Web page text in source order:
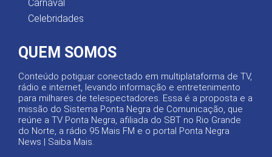
Carnaval
Celebridades
QUEM SOMOS
Conteúdo potiguar conectado em multiplataforma de TV,
rádio e internet, levando informação e entretenimento
para milhares de telespectadores. Essa é a proposta e a
missão do Sistema Ponta Negra de Comunicação, que
reúne a TV Ponta Negra, afiliada do SBT no Rio Grande
do Norte, a rádio 95 Mais FM e o portal Ponta Negra
News | Saiba Mais.